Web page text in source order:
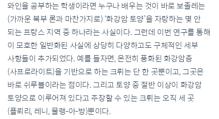
와인을 공부하는 학생이라면 누구나 배우는 것이 바로 보졸레는
(가까운 북부 론과 마찬가지로) ‘화강암 토양’을 자랑하는 몇 안
되는 프랑스 지역 중 하나라는 사실이다. 그런데 이번 연구를 통해
이 모호한 일반화된 사실에 상당히 다양하고도 구체적인 세부
사항들이 추가되었다. 예를 들자면, 온전히 풍화된 화강암층
(사프로라이트)을 기반으로 하는 크뤼는 단 한 곳뿐이고, 그곳은
바로 쉬루블이라는 점이다. 그리고 토양 중 절반 이상이 화강암
토양으로 이루어져 있다고 주장할 수 있는 크뤼는 오직 세 곳
(플뢰리, 레니, 물랭-아-방)뿐이다.